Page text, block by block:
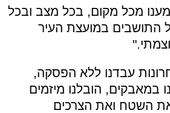
מכל מקום, בכל מצב ובכל
התושבים במועצת העיר
עבדנו ללא הפסקה,
במאבקים, הובלנו מיזמים
את השטח ואת הצרכים